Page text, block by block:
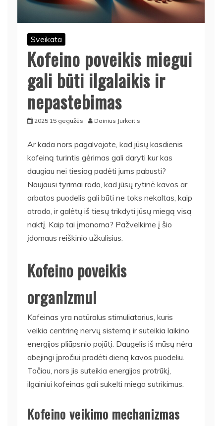
Sveikata
Kofeino poveikis miegui
gali būti ilgalaikis ir
nepastebimas
2025 15 gegužės Dainius Jurkaitis
Ar kada nors pagalvojote, kad jūsų kasdienis
kofeiną turintis gėrimas gali daryti kur kas
daugiau nei tiesiog padėti jums pabusti?
Naujausi tyrimai rodo, kad jūsų rytinė kavos ar
arbatos puodelis gali būti ne toks nekaltas, kaip
atrodo, ir galėtų iš tiesų trikdyti jūsų miegą visą
naktį. Kaip tai įmanoma? Pažvelkime į šio
įdomaus reiškinio užkulisius.
Kofeino poveikis
organizmui
Kofeinas yra natūralus stimuliatorius, kuris
veikia centrinę nervų sistemą ir suteikia laikino
energijos pliūpsnio pojūtį. Daugelis iš mūsų nėra
abejingi įpročiui pradėti dieną kavos puodeliu.
Tačiau, nors jis suteikia energijos protrūkį,
ilgainiui kofeinas gali sukelti miego sutrikimus.
Kofeino veikimo mechanizmas